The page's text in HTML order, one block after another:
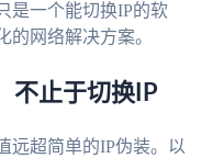
是一个能切换IP的软
网络解决方案。
不止于切换IP
远超简单的IP伪装。以